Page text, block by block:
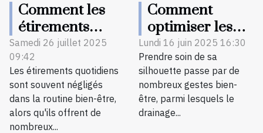
Comment les
étirements
quotidiens
peuvent
booster votre
bien-être ?
Samedi 26 juillet 2025
09:42
Les étirements quotidiens
sont souvent négligés
dans la routine bien-être,
alors qu'ils offrent de
nombreux...
Comment
optimiser les
bienfaits du
drainage
lymphatique
pour la
silhouette
Lundi 16 juin 2025 16:30
Prendre soin de sa
silhouette passe par de
nombreux gestes bien-
être, parmi lesquels le
drainage...